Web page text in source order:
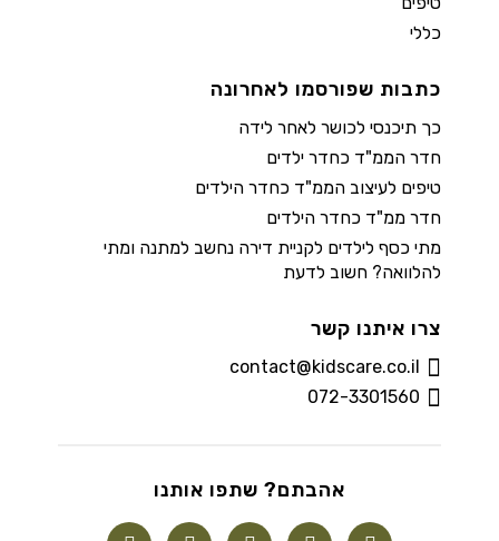
כללי
כתבות שפורסמו לאחרונה
כך תיכנסי לכושר לאחר לידה
חדר הממ"ד כחדר ילדים
טיפים לעיצוב הממ"ד כחדר הילדים
חדר ממ"ד כחדר הילדים
מתי כסף לילדים לקניית דירה נחשב למתנה ומתי
להלוואה? חשוב לדעת
צרו איתנו קשר
contact@kidscare.co.il
072-3301560
אהבתם? שתפו אותנו